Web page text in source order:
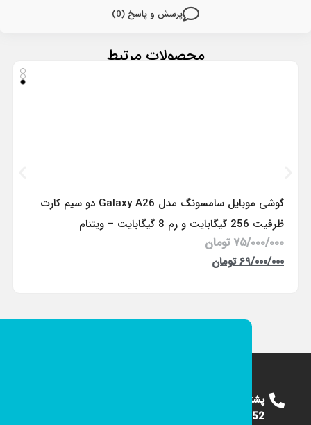
پرسش و پاسخ (0)
محصولات مرتبط
گوشی موبایل سامسونگ مدل Galaxy A26 دو سیم کارت
ظرفیت 256 گیگابایت و رم 8 گیگابایت – ویتنام
۷۵/۰۰۰/۰۰۰ تومان
۶۹/۰۰۰/۰۰۰ تومان
پشتیبانی
09124375652